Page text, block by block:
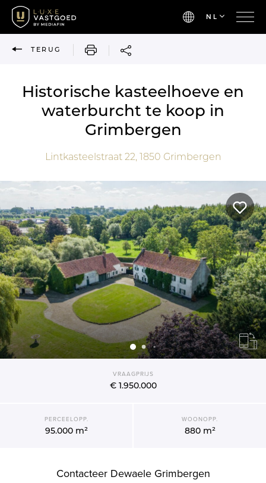
NL
TERUG AFDRUKKEN
Historische kasteelhoeve en
waterburcht te koop in
Grimbergen
Lintkasteelstraat 22, 1850 Grimbergen
VRAAGPRIJS
€ 1.950.000
PERCEELOPP.
95.000 m²
WOONOPP.
880 m²
Contacteer Dewaele Grimbergen